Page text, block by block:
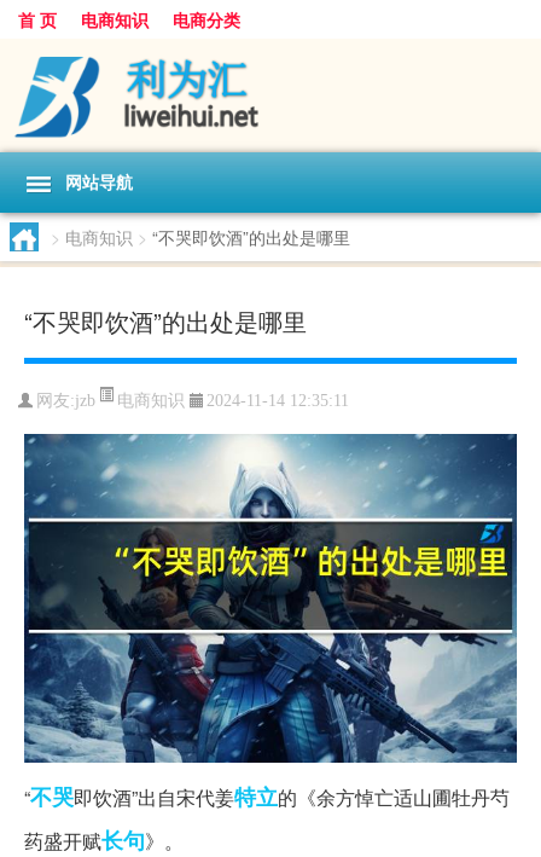
首 页 电商知识 电商分类
网站导航
> 电商知识 > “不哭即饮酒”的出处是哪里
“不哭即饮酒”的出处是哪里
网友:jzb 电商知识 2024-11-14 12:35:11
“不哭即饮酒”出自宋代姜特立的《余方悼亡适山圃牡丹芍
药盛开赋长句》。